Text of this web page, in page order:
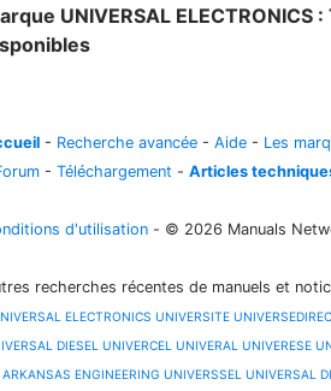
UNIVERSAL ELECTRONICS
- Recherche avancée - Aide - Les
- Téléchargement - Articles
d'utilisation - © 2026 Manuals
recherches récentes de manuels et
ELECTRONICS UNIVERSITE
DIESEL UNIVERCEL UNIVERAL UNIVERESE
ARKANSAS ENGINEERING UNIVERSSEL UNIVERSAL